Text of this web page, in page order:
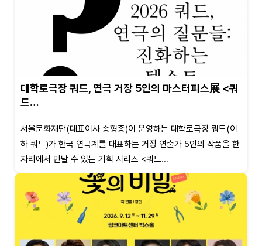
대학로극장 쿼드, 연극 거장 5인의 마스터피스展 <쿼
드…
서울문화재단(대표이사 송형종)이 운영하는 대학로극장 쿼드(이
하 쿼드)가 한국 연극계를 대표하는 거장 연출가 5인의 작품을 한
자리에서 만날 수 있는 기획 시리즈 <쿼드...